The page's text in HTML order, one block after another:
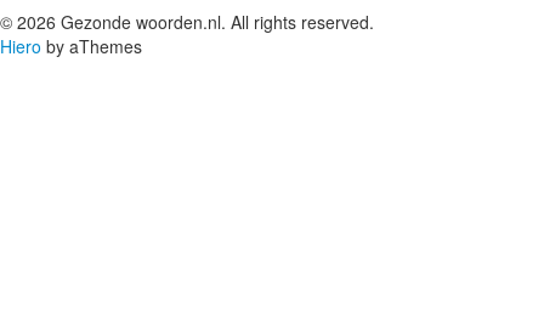
© 2026 Gezonde woorden.nl. All rights reserved.
Hiero by aThemes